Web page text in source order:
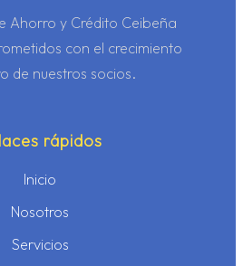
Ahorro y Crédito Ceibeña
con el crecimiento
de nuestros socios.
rápidos
Inicio
Nosotros
Servicios